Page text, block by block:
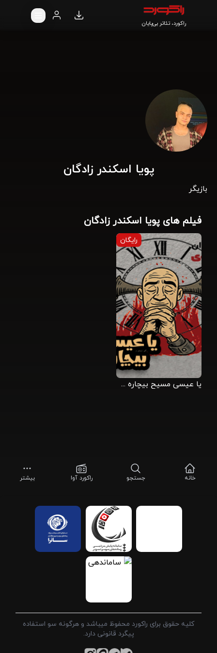
راکورد، تئاتر بی‌پایان
پویا اسکندر زادگان
بازیگر
فیلم های پویا اسکندر زادگان
رایگان
یا عیسی مسیح بیچاره شدیم
خانه جستجو راکورد آوا بیشتر
کلیه حقوق برای راکورد محفوظ میباشد و هرگونه سو استفاده
پیگرد قانونی دارد.